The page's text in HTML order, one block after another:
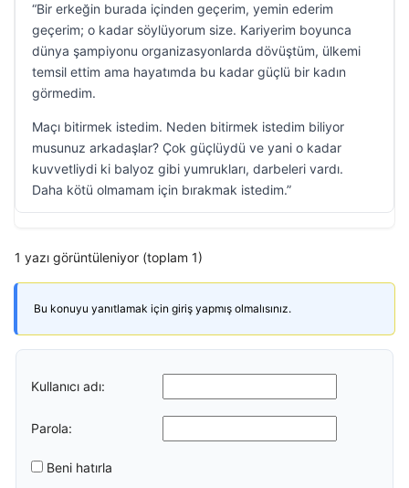
“Bir erkeğin burada içinden geçerim, yemin ederim
geçerim; o kadar söylüyorum size. Kariyerim boyunca
dünya şampiyonu organizasyonlarda dövüştüm, ülkemi
temsil ettim ama hayatımda bu kadar güçlü bir kadın
görmedim.
Maçı bitirmek istedim. Neden bitirmek istedim biliyor
musunuz arkadaşlar? Çok güçlüydü ve yani o kadar
kuvvetliydi ki balyoz gibi yumrukları, darbeleri vardı.
Daha kötü olmamam için bırakmak istedim.”
1 yazı görüntüleniyor (toplam 1)
Bu konuyu yanıtlamak için giriş yapmış olmalısınız.
Kullanıcı adı:
Parola:
Beni hatırla